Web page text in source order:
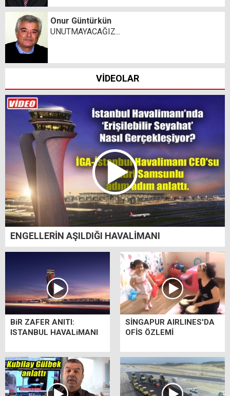
Onur Güntürkün
UNUTMAYACAĞIZ...
VİDEOLAR
ENGELLERİN AŞILDIĞI HAVALİMANI
BiR ZAFER ANITI:
ISTANBUL HAVALiMANI
SİNGAPUR AIRLINES'DA
OFİS ÖZLEMİ